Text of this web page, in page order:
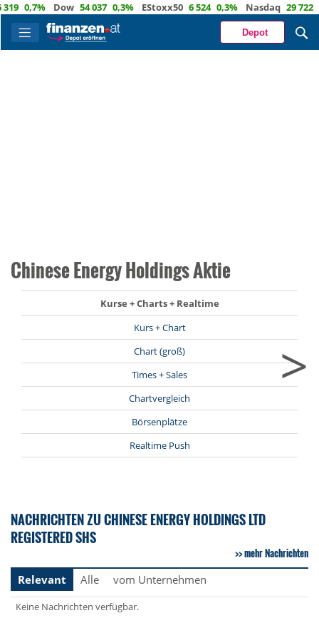
0,7% Dow 54 037 0,3% EStoxx50 6 524 0,3% Nasdaq 29 722
Depot
Chinese Energy Holdings Aktie
Kurse + Charts + Realtime
Kurs + Chart
Chart (groß)
Times + Sales
Chartvergleich
Börsenplätze
Realtime Push
>
NACHRICHTEN ZU CHINESE ENERGY HOLDINGS LTD
REGISTERED SHS
mehr Nachrichten
Relevant
Alle vom Unternehmen
Keine Nachrichten verfügbar.